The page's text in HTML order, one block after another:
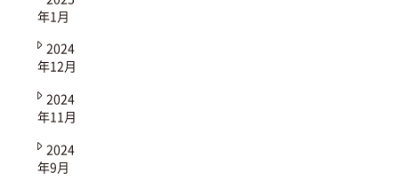
年1月
2024
年12月
2024
年11月
2024
年9月